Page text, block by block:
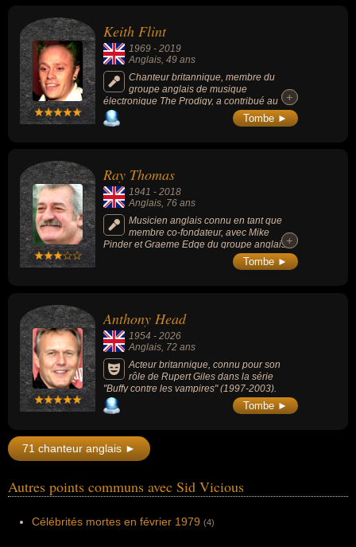
Keith Flint
1969 - 2019
Anglais , 49 ans
Chanteur britannique, membre du
groupe anglais de musique
électronique The Prodigy, a contribué au
succès de l’électro britannique à la fin des
années 1990.
+
+
Tombe ►
Ray Thomas
1941 - 2018
Anglais, 76 ans
Musicien anglais connu en tant que
membre co-fondateur, avec Mike
Pinder et Graeme Edge du groupe anglais
de rock progressif The Moody Blues, pour
lequel il a composé et chanté plusieurs
+
+
Tombe ►
Anthony Head
1954 - 2026
Anglais , 72 ans
Acteur britannique, connu pour son
rôle de Rupert Giles dans la série
"Buffy contre les vampires" (1997-2003).
Tombe ►
71 chanteur anglais ►
Autres points communs avec Sid Vicious
Célébrités mortes en février 1979 (4)